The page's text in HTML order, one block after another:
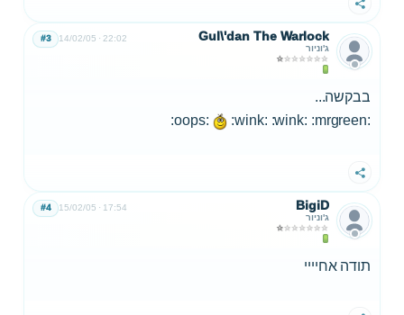
שתף
Gul\'dan The Warlock
ג'וניור
14/02/05 22:02
#3
בבקשה...
:oops:
:wink: :wink: :mrgreen:
שתף
BigiD
ג'וניור
15/02/05 17:54
#4
תודה אחיייי